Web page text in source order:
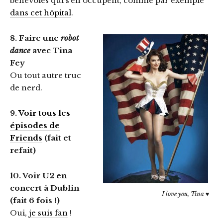
dans cet hôpital.
I love you, Tina ♥
8. Faire une robot
danceavec Tina
Fey
Ou tout autre truc
de nerd.
9.Voir tous les
épisodes de
Friends (fait et
refait)
10. Voir U2 en
concert à Dublin
(fait 6 fois !)
Oui, je suis fan !